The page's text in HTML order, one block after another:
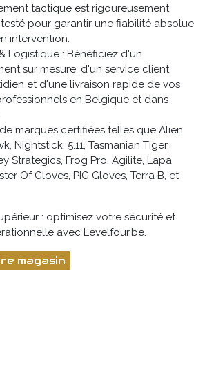
tactique est rigoureusement
pour garantir une fiabilité absolue
intervention.
Logistique : Bénéficiez d'un
sur mesure, d'un service client
et d'une livraison rapide de vos
en Belgique et dans
marques certifiées telles que Alien
Nightstick, 5.11, Tasmanian Tiger,
Strategics, Frog Pro, Agilite, Lapa
Of Gloves, PIG Gloves, Terra B, et
: optimisez votre sécurité et
avec Levelfour.be.
magasin